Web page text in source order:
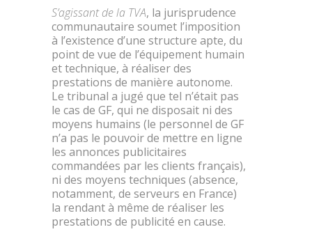
S’agissant de la TVA, la jurisprudence
communautaire soumet l’imposition
à l’existence d’une structure apte, du
point de vue de l’équipement humain
et technique, à réaliser des
prestations de manière autonome.
Le tribunal a jugé que tel n’était pas
le cas de GF, qui ne disposait ni des
moyens humains (le personnel de GF
n’a pas le pouvoir de mettre en ligne
les annonces publicitaires
commandées par les clients français),
ni des moyens techniques (absence,
notamment, de serveurs en France)
la rendant à même de réaliser les
prestations de publicité en cause.